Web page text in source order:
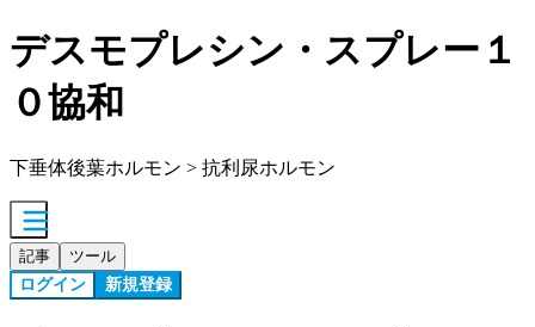
デスモプレシン・スプレー１
０協和
下垂体後葉ホルモン > 抗利尿ホルモン
記事 ツール
ログイン 新規登録